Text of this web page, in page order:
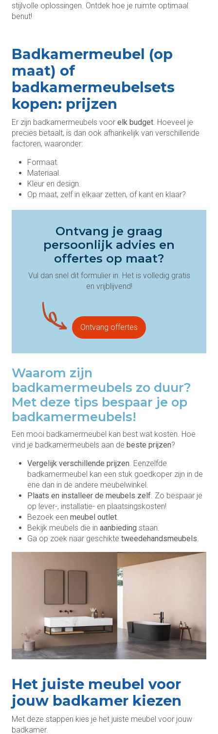
stijlvolle oplossingen. Ontdek hoe je ruimte optimaal
benut!
Badkamermeubel (op
maat) of
badkamermeubelsets
kopen: prijzen
Er zijn badkamermeubels voor elk budget . Hoeveel je
precies betaalt, is dan ook afhankelijk van verschillende
factoren, waaronder:
Formaat.
Materiaal.
Kleur en design.
Op maat, zelf in elkaar zetten, of kant en klaar?
Ontvang je graag
persoonlijk advies en
offertes op maat?
Vul dan snel dit formulier in. Het is volledig gratis
en vrijblijvend!
Ontvang offertes
Waarom zijn
badkamermeubels zo duur?
Met deze tips bespaar je op
badkamermeubels!
Een mooi badkamermeubel kan best wat kosten. Hoe
vind je badkamermeubels aan de beste prijzen?
Vergelijk verschillende prijzen . Eenzelfde
badkamermeubel kan een stuk goedkoper zijn in de
ene dan in de andere meubelwinkel.
Plaats en installeer de meubels zelf . Zo bespaar je
op lever-, installatie- en plaatsingskosten!
Bezoek een meubel outlet
Bekijk meubels die in aanbieding staan.
Ga op zoek naar geschikte tweedehandsmeubels
Het juiste meubel voor
jouw badkamer kiezen
Met deze stappen kies je het juiste meubel voor jouw
badkamer.